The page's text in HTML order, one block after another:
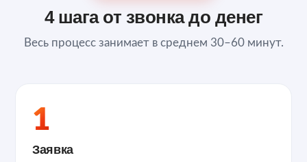
4 шага от звонка до денег
Весь процесс занимает в среднем 30–60 минут.
1
Заявка